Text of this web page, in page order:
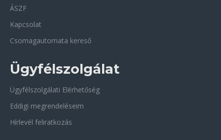
ÁSZF
Kapcsolat
Csomagautomata kereső
Ügyfélszolgálat
Ügyfélszolgálati Elérhetőség
Eddigi megrendeléseim
Hírlevél feliratkozás